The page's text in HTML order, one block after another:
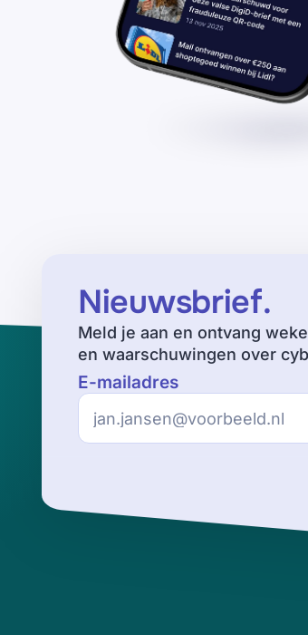
Nieuwsbrief.
Meld je aan en ontvang
en waarschuwingen over
E-mailadres